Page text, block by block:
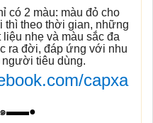
có 2 màu: màu đỏ cho
thì theo thời gian, những
nhẹ và màu sắc đa
ra đời, đáp ứng với nhu
người tiêu dùng.
capxa
๑▬▬●